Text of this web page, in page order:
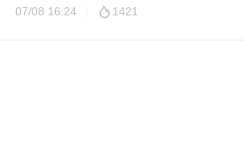
07/08 16:24 1421